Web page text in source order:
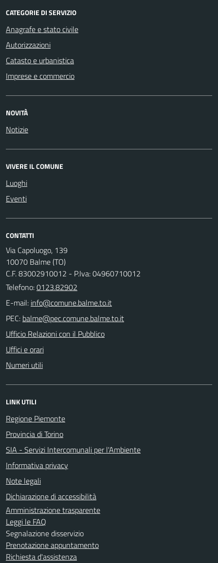
CATEGORIE DI SERVIZIO
Anagrafe e stato civile
Autorizzazioni
Catasto e urbanistica
Imprese e commercio
NOVITÀ
Notizie
VIVERE IL COMUNE
Luoghi
Eventi
CONTATTI
Via Capoluogo, 139
10070 Balme (TO)
C.F. 83002910012 - P.Iva: 04960710012
Telefono:0123.82902
E-mail:
PEC:
Ufficio Relazioni con il Pubblico
Uffici e orari
Numeri utili
LINK UTILI
Regione Piemonte
Provincia di Torino
SIA - Servizi Intercomunali per l'Ambiente
Informativa privacy
Note legali
Dichiarazione di accessibilità
Amministrazione trasparente
Leggi le FAQ
Segnalazione disservizio
Prenotazione appuntamento
Richiesta d'assistenza